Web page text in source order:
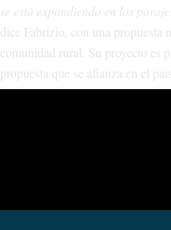
se está expandiendo en los
dice Fabrizio, con una propuesta
comunidad rural. Su proyecto es
propuesta que se afianza en el
de hacer que algo crezca, sin